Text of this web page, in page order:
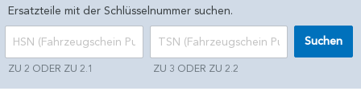
Ersatzteile mit der Schlüsselnummer suchen.
ZU 2 ODER ZU 2.1 ZU 3 ODER ZU 2.2
Suchen